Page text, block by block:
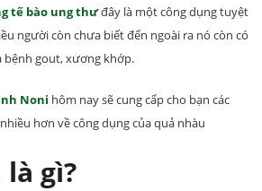
tế bào ung thưđây là một công dụng tuyệt
người còn chưa biết đến ngoài ra nó còn có
bệnh gout, xương khớp.
Noni hôm nay sẽ cung cấp cho bạn các
hơn về công dụng của quả nhàu
gì?